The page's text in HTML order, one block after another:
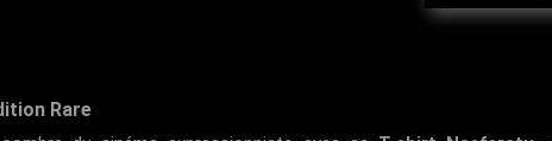
Rare